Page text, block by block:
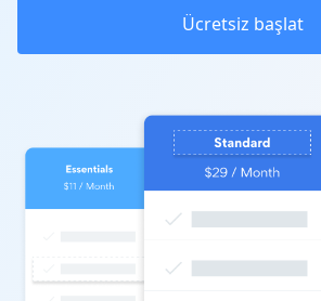
Ücretsiz başlat